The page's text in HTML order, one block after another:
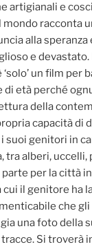
artigianali e
mondo racconta
alla
e devastato.
un film per
età perché
della
capacità di
suoi genitori in
tra alberi, uccelli,
per la città
cui il genitore ha
che gli
una foto della
Si troverà